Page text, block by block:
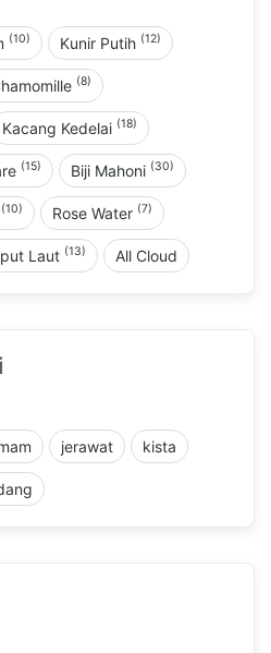
(10) Kunir Putih (12)
(8)
Kacang Kedelai (18)
(15) Biji Mahoni (30)
(10) Rose Water (7)
Laut (13) All Cloud
jerawat kista